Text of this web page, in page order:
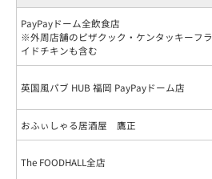
PayPayドーム全飲食店
※外周店舗のピザクック・ケンタッキーフラ
イドチキンも含む
英国風パブ HUB 福岡 PayPayドーム店
おふぃしゃる居酒屋 鷹正
The FOODHALL全店